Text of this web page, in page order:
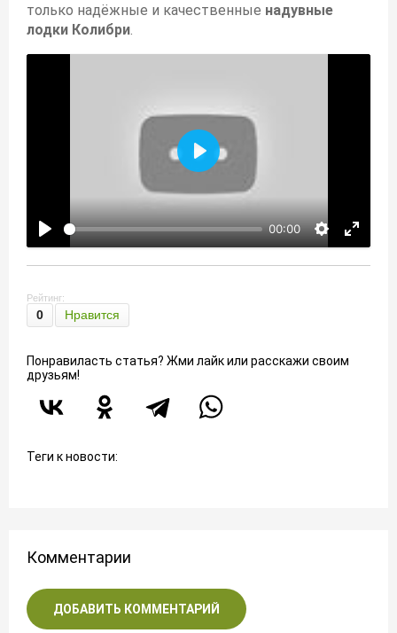
только надёжные и качественные надувные
лодки Колибри.
00:00
Воспроизвести
Рейтинг:
0 Нравится
Понравиласть статья? Жми лайк или расскажи своим
друзьям!
Теги к новости:
Комментарии
ДОБАВИТЬ КОММЕНТАРИЙ